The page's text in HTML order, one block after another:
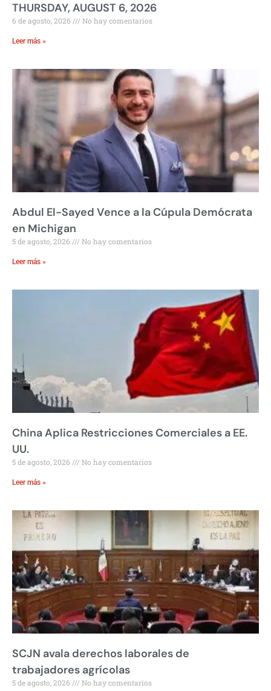
THURSDAY, AUGUST 6, 2026
6 de agosto, 2026 No hay comentarios
Leer más »
Abdul El-Sayed Vence a la Cúpula Demócrata
en Michigan
5 de agosto, 2026 No hay comentarios
Leer más »
China Aplica Restricciones Comerciales a EE.
UU.
5 de agosto, 2026 No hay comentarios
Leer más »
SCJN avala derechos laborales de
trabajadores agrícolas
5 de agosto, 2026 No hay comentarios